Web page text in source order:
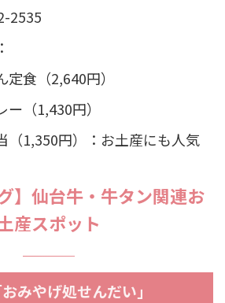
2535
：
食（2,640円）
ー（1,430円）
（1,350円）：お土産にも人気
】仙台牛・牛タン関連お
産スポット
みやげ処せんだい」